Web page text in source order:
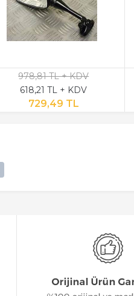
978,81 TL + KDV
618,21 TL + KDV
729,49 TL